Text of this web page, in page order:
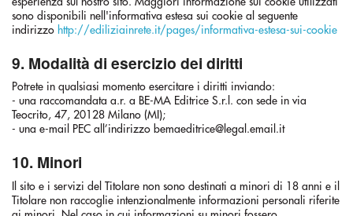
sono disponibili nell'informativa estesa sui cookie al seguente
indirizzo http://ediliziainrete.it/pages/informativa-estesa-sui-cookie
9. Modalità di esercizio dei diritti
Potrete in qualsiasi momento esercitare i diritti inviando:
- una raccomandata a.r. a BE-MA Editrice S.r.l. con sede in via
Teocrito, 47, 20128 Milano (MI);
- una e-mail PEC all’indirizzo bemaeditrice@legal.email.it
10. Minori
Il sito e i servizi del Titolare non sono destinati a minori di 18 anni e il
Titolare non raccoglie intenzionalmente informazioni personali riferite